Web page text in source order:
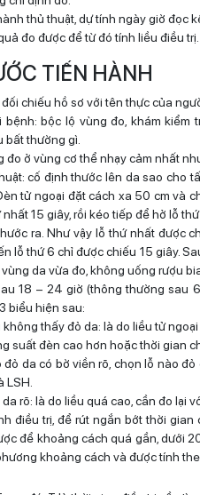
thủ thuật, dự tính ngày giờ đọc
đo được để từ đó tính liều điều trị.
TIẾN HÀNH
chiếu hồ sơ với tên thực của
bệnh: bộc lộ vùng đo, khám
bất thường gì.
đo ở vùng cơ thể nhạy cảm nhất
cố định thước lên da sao cho
tử ngoại đặt cách xa 50 cm và
15 giây, rồi kéo tiếp để hở lỗ
ra. Như vậy lỗ thứ nhất được
lỗ thứ 6 chỉ được chiếu 15 giây.
da vừa đo, không uống rượu
18 – 24 giờ (thông thường sau
biểu hiện sau:
thấy đỏ da: là do liều tử
suất đèn cao hơn hoặc thời gian
đỏ da có bờ viền rõ, chọn lỗ nào
LSH.
rõ: là do liều quá cao, cần đo lại
điều trị, để rút ngắn bớt thời
để khoảng cách quá gần, dưới
khoảng cách và được tính